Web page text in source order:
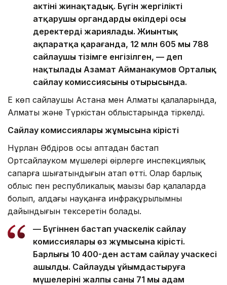
актіні жинақтадық. Бүгін жергілікті
атқарушы органдардың өкілдері осы
деректерді жариялады. Жиынтық
ақпаратқа қарағанда, 12 млн 605 мың 788
сайлаушы тізімге енгізілген, — деп
нақтылады Азамат Айманакумов Орталық
сайлау комиссиясының отырысында.
Ең көп сайлаушы Астана мен Алматы қалаларында,
Алматы және Түркістан облыстарында тіркелді.
Сайлау комиссиялары жұмысына кірісті
Нұрлан Әбдіров осы аптадан бастап
Ортсайлауком мүшелері өңірлерге инспекциялық
сапарға шығатындығын атап өтті. Олар барлық
облыс пен республикалық маңызы бар қалаларда
болып, алдағы науқанға инфрақұрылымның
дайындығын тексеретін болады.
— Бүгіннен бастап учаскелік сайлау
комиссиялары өз жұмысына кірісті.
Барлығы 10 400-ден астам сайлау учаскесі
ашылды. Сайлауды ұйымдастыруға
мүшелерінің жалпы саны 71 мың адам